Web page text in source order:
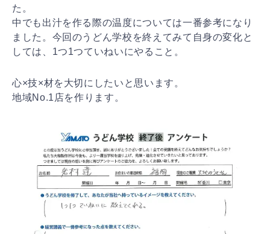
た。
中でも出汁を作る際の温度については一番参考になり
ました。今回のうどん学校を終えてみて自身の変化と
しては、1つ1つていねいにやること。
心×技×材を大切にしたいと思います。
地域No.1店を作ります。